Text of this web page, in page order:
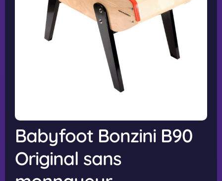
Babyfoot Bonzini B90
Original sans